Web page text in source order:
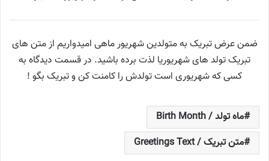
ضمن عرض تبریک به متولدین شهریور ماهی امیدواریم از متن های
تبریک تولد های شهریوریا لذت برده باشید. در قسمت دیدگاه به
کسی که شهریوری است تولدش را کامنت کن و تبریک بگو‌ !
ماه تولد / Birth Month
متن تبریک / Greetings Text